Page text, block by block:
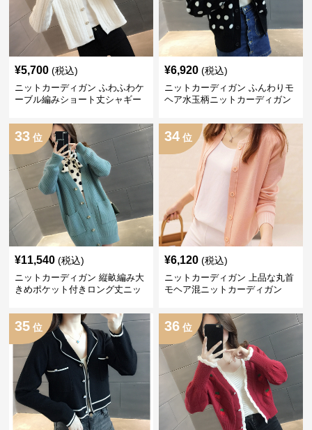
¥5,700 (税込)
ニットカーディガン ふわふわケ
ーブル編みショート丈シャギー
¥6,920 (税込)
ニットカーディガン ふんわりモ
ヘア水玉柄ニットカーディガン
33 位
¥11,540 (税込)
ニットカーディガン 縦畝編み大
きめポケット付きロング丈ニッ
34 位
¥6,120 (税込)
ニットカーディガン 上品な丸首
モヘア混ニットカーディガン
35 位 36 位